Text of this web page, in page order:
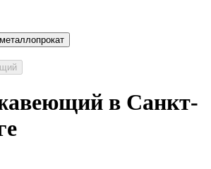
в Санкт-